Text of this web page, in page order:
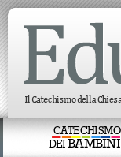
CATECHISMO
DEIBAMBINI